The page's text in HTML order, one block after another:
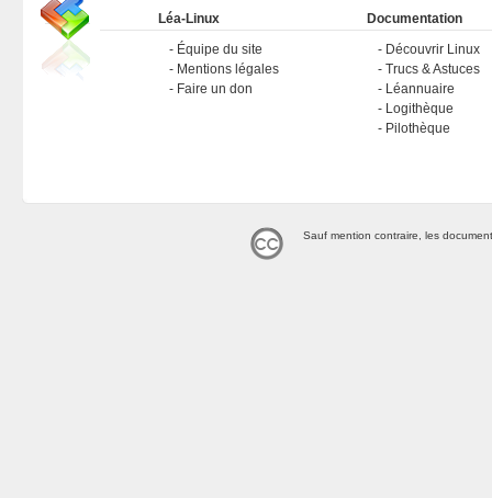
Léa-Linux
Équipe du site
Mentions légales
Faire un don
Documentation
Découvrir Linux
Trucs & Astuces
Léannuaire
Logithèque
Pilothèque
Sauf mention contraire, les